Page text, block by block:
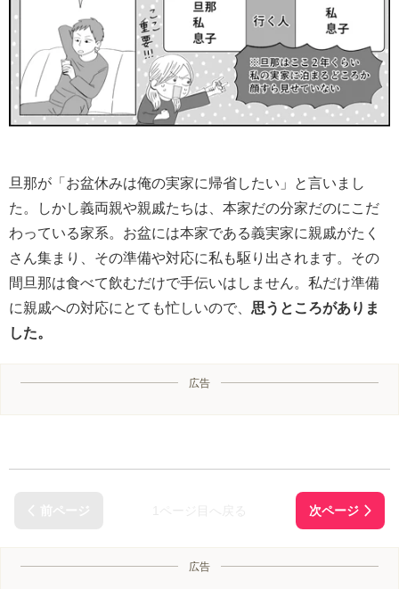
旦那が「お盆休みは俺の実家に帰省したい」と言いまし
た。しかし義両親や親戚たちは、本家だの分家だのにこだ
わっている家系。お盆には本家である義実家に親戚がたく
さん集まり、その準備や対応に私も駆り出されます。その
間旦那は食べて飲むだけで手伝いはしません。私だけ準備
に親戚への対応にとても忙しいので、 思うところがありま
した。
広告
広告